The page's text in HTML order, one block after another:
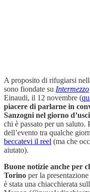
A proposito di rifugiarsi
sono fiondate su Intermezzo
Einaudi, il 12 novembre (
piacere di parlarne in
Sanzogni nel giorno
chi è passato per un saluto.
dell’evento tra qualche
beccatevi il reel (ma che
aiutato).
Buone notizie anche per
Torino per la presentazione
è stata una chiacchierata